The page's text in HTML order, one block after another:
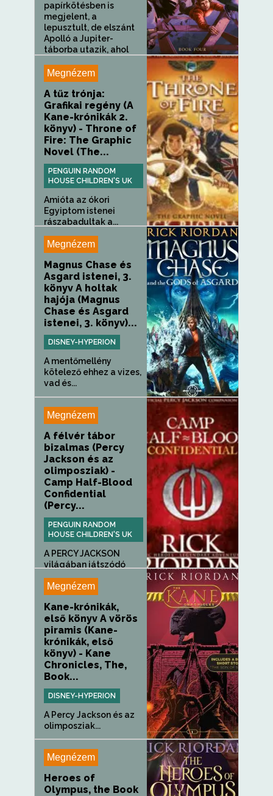
papírkötésben is
megjelent, a
lepusztult, de elszánt
Apolló a Jupiter-
táborba utazik, ahol
Megnézem
A tűz trónja:
Grafikai regény (A
Kane-krónikák 2.
könyv) - Throne of
Fire: The Graphic
Novel (The...
PENGUIN RANDOM
HOUSE CHILDREN'S UK
Amióta az ókori
Egyiptom istenei
rászabadultak a...
Megnézem
Magnus Chase és
Asgard istenei, 3.
könyv A holtak
hajója (Magnus
Chase és Asgard
istenei, 3. könyv)...
DISNEY-HYPERION
A mentőmellény
kötelező ehhez a vizes,
vad és...
Megnézem
A félvér tábor
bizalmas (Percy
Jackson és az
olimposziak) -
Camp Half-Blood
Confidential
(Percy...
PENGUIN RANDOM
HOUSE CHILDREN'S UK
A PERCY JACKSON
világában játszódó
Megnézem
Kane-krónikák,
első könyv A vörös
piramis (Kane-
krónikák, első
könyv) - Kane
Chronicles, The,
Book...
DISNEY-HYPERION
A Percy Jackson és az
olimposziak...
Megnézem
Heroes of
Olympus, the Book